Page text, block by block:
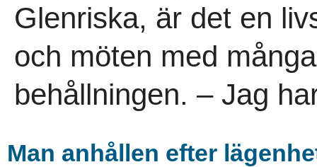
Glenriska, är det en
och möten med
behållningen. – Jag
Man anhållen efter